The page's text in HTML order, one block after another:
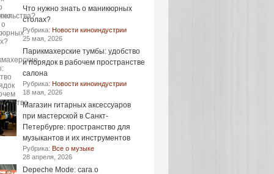
Что нужно знать о маникюрных
столах?
Рубрика: Новости киноиндустрии
25 мая, 2026
Парикмахерские тумбы: удобство
и порядок в рабочем пространстве
салона
Рубрика: Новости киноиндустрии
18 мая, 2026
Магазин гитарных аксессуаров
при мастерской в Санкт-
Петербурге: пространство для
музыкантов и их инструментов
Рубрика: Все о музыке
28 апреля, 2026
Depeche Mode: сага о